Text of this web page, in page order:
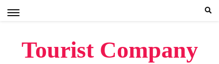
Tourist Company